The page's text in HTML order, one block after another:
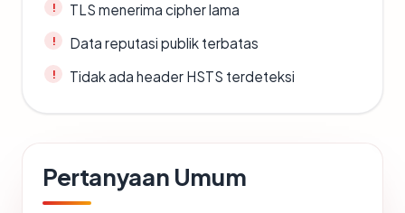
TLS menerima cipher lama
Data reputasi publik terbatas
Tidak ada header HSTS terdeteksi
Pertanyaan Umum